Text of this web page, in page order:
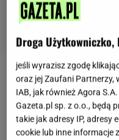
Danielle Page
magazynem "Today".
różne treningowe
znanych
Droga
jeśli wyrazisz zgodę
oraz jej Zaufani Partnerzy,
IAB, jak również Agora
Gazeta.pl sp. z o.o., będą
takie jak adresy IP, adresy
cookie lub inne informacje